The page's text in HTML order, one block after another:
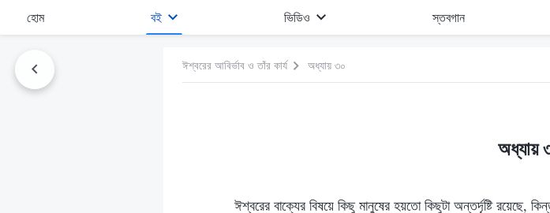
হোম বই ভিডিও স্তবগান
ঈশ্বরের আবির্ভাব ও তাঁর কার্য অধ্যায় ৩০
অধ্যায়
ঈশ্বরের বাক্যের বিষয়ে কিছু মানুষের হয়তো কিছুটা অন্তর্দৃষ্টি রয়েছে,